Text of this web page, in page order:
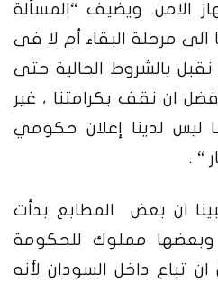
الامن. ويضيف “المسألة
الى مرحلة البقاء أم لا فى
نقبل بالشروط الحالية حتى
ان نقف بكرامتنا ، غير
ليس لدينا إعلان حكومي
“ .
ان بعض المطابع بدأت
وبعضها مملوك للحكومة
تباع داخل السودان لأنه